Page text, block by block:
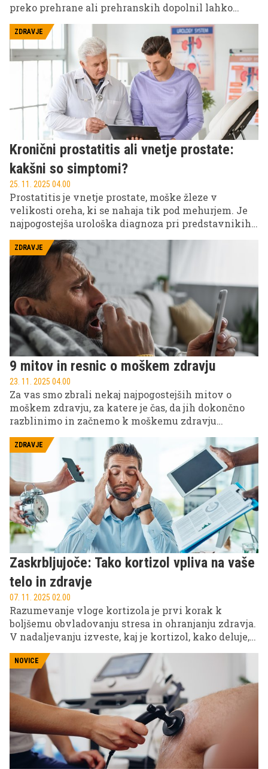
preko prehrane ali prehranskih dopolnil lahko
zmanjša tveganje za številne bolezni in izboljša
mnoge telesne funkcije. Preverite, ali jih uživate
dovolj in kakšni so znaki pomanjkanja.
ZDRAVJE
Kronični prostatitis ali vnetje prostate:
kakšni so simptomi?
25. 11. 2025 04.00
Prostatitis je vnetje prostate, moške žleze v
velikosti oreha, ki se nahaja tik pod mehurjem. Je
najpogostejša urološka diagnoza pri predstavnikih
močnejšega spola, mlajših od 50 let, in tretja
najpogostejša pri moških, starejših od 50 let.
ZDRAVJE
9 mitov in resnic o moškem zdravju
23. 11. 2025 04.00
Za vas smo zbrali nekaj najpogostejših mitov o
moškem zdravju, za katere je čas, da jih dokončno
razblinimo in začnemo k moškemu zdravju
ZDRAVJE
Zaskrbljujoče: Tako kortizol vpliva na vaše
telo in zdravje
07. 11. 2025 02.00
Razumevanje vloge kortizola je prvi korak k
boljšemu obvladovanju stresa in ohranjanju zdravja.
V nadaljevanju izveste, kaj je kortizol, kako deluje,
ga uravnovesite.
NOVICE